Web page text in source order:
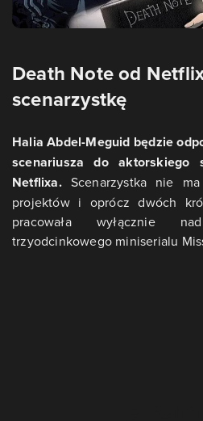
Death Note od
scenarzystkę
Halia Abdel-Meguid będzie
scenariusza do
Netflixa.Scenarzystka nie
projektów i oprócz dwóch
pracowała wyłącznie
trzyodcinkowego miniserialu